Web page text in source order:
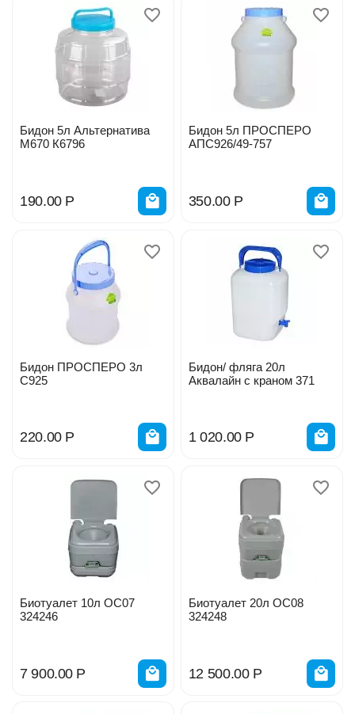
Бидон 5л Альтернатива
М670 К6796
190.00 Р
Бидон 5л ПРОСПЕРО
АПС926/49-757
350.00 Р
Бидон ПРОСПЕРО 3л
С925
220.00 Р
Бидон/ фляга 20л
Аквалайн с краном 371
1 020.00 Р
Биотуалет 10л ОС07
324246
7 900.00 Р
Биотуалет 20л ОС08
324248
12 500.00 Р